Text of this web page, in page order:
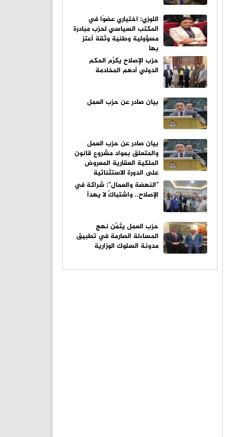
اللوزي: اختياري عضوًا في
المكتب السياسي لحزب مبادرة
مسؤولية وطنية وثقة أعتز
بها
حزب الإصلاح يكرّم الحكم
الدولي أدهم المخادمة
بيان صادر عن حزب العمل
بيان صادر عن حزب العمل
والمتعلق بمواد مشروع قانون
الملكية العقارية المعروض
على الدورة الاستثنائية
"النهضة والعمال": شراكة في
الإصلاح.. واشتباكٌ لا يهدأ
حزب العمل يثمّن نهج
المساءلة الصارمة في تطبيق
مدونة السلوك الوزارية